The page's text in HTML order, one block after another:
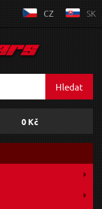
CZ SK
Hledat
0 Kč